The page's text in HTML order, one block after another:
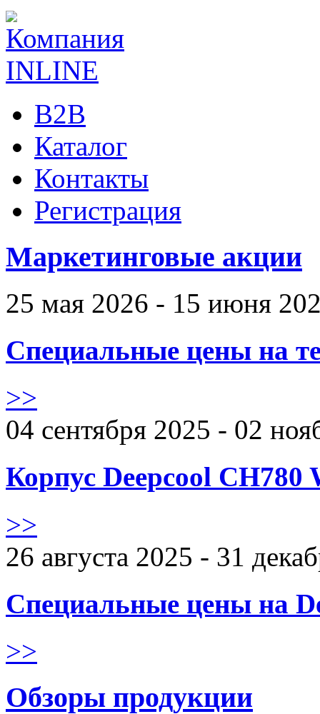
B2B
Каталог
Контакты
Регистрация
Маркетинговые акции
25 мая 2026 - 15 июня
Специальные цены на
>>
04 сентября 2025 - 02
Корпус Deepcool CH780
>>
26 августа 2025 - 31
Специальные цены на
>>
Обзоры продукции